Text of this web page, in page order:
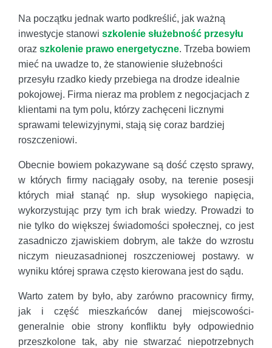
Na początku jednak warto podkreślić, jak ważną
inwestycje stanowi szkolenie służebność przesyłu
oraz szkolenie prawo energetyczne. Trzeba bowiem
mieć na uwadze to, że stanowienie służebności
przesyłu rzadko kiedy przebiega na drodze idealnie
pokojowej. Firma nieraz ma problem z negocjacjach z
klientami na tym polu, którzy zachęceni licznymi
sprawami telewizyjnymi, stają się coraz bardziej
roszczeniowi.
Obecnie bowiem pokazywane są dość często sprawy,
w których firmy naciągały osoby, na terenie posesji
których miał stanąć np. słup wysokiego napięcia,
wykorzystując przy tym ich brak wiedzy. Prowadzi to
nie tylko do większej świadomości społecznej, co jest
zasadniczo zjawiskiem dobrym, ale także do wzrostu
niczym nieuzasadnionej roszczeniowej postawy. w
wyniku której sprawa często kierowana jest do sądu.
Warto zatem by było, aby zarówno pracownicy firmy,
jak i część mieszkańców danej miejscowości-
generalnie obie strony konfliktu były odpowiednio
przeszkolone tak, aby nie stwarzać niepotrzebnych